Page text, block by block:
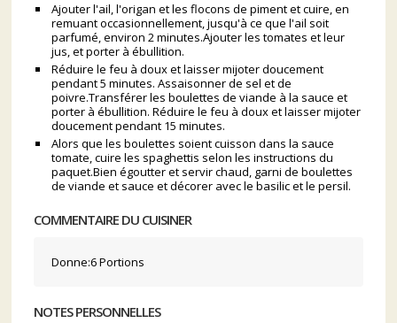
Ajouter l'ail, l'origan et les flocons de piment et cuire, en
remuant occasionnellement, jusqu'à ce que l'ail soit
parfumé, environ 2 minutes.Ajouter les tomates et leur
jus, et porter à ébullition.
Réduire le feu à doux et laisser mijoter doucement
pendant 5 minutes. Assaisonner de sel et de
poivre.Transférer les boulettes de viande à la sauce et
porter à ébullition. Réduire le feu à doux et laisser mijoter
doucement pendant 15 minutes.
Alors que les boulettes soient cuisson dans la sauce
tomate, cuire les spaghettis selon les instructions du
paquet.Bien égoutter et servir chaud, garni de boulettes
de viande et sauce et décorer avec le basilic et le persil.
COMMENTAIRE DU CUISINER
Donne:6 Portions
NOTES PERSONNELLES